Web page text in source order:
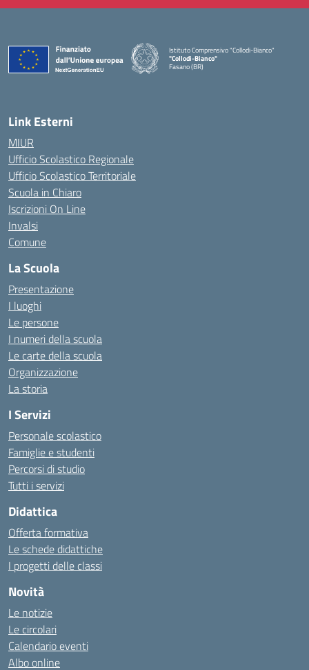
Istituto Comprensivo "Collodi-Bianco"
"Collodi-Bianco"
Fasano (BR)
Link Esterni
MIUR
Ufficio Scolastico Regionale
Ufficio Scolastico Territoriale
Scuola in Chiaro
Iscrizioni On Line
Invalsi
Comune
La Scuola
Presentazione
I luoghi
Le persone
I numeri della scuola
Le carte della scuola
Organizzazione
La storia
I Servizi
Personale scolastico
Famiglie e studenti
Percorsi di studio
Tutti i servizi
Didattica
Offerta formativa
Le schede didattiche
I progetti delle classi
Novità
Le notizie
Le circolari
Calendario eventi
Albo online